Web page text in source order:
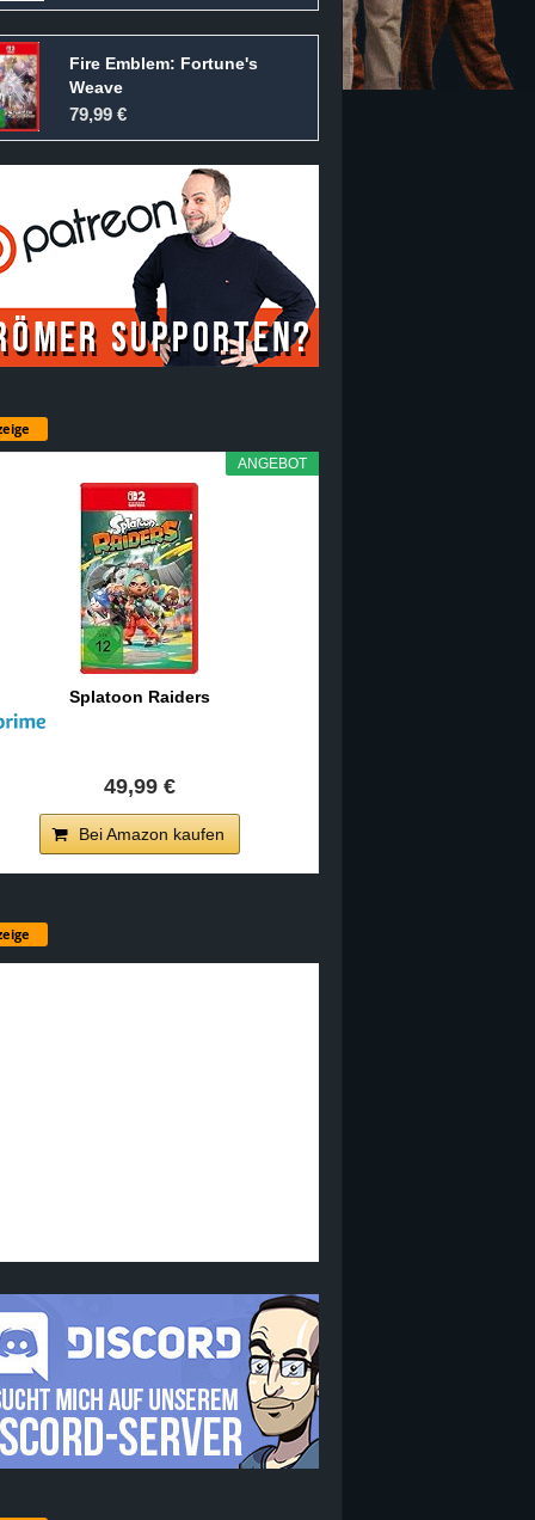
Fire Emblem: Fortune's
Weave
79,99 €
ANGEBOT
Splatoon Raiders
49,99 €
Bei Amazon kaufen